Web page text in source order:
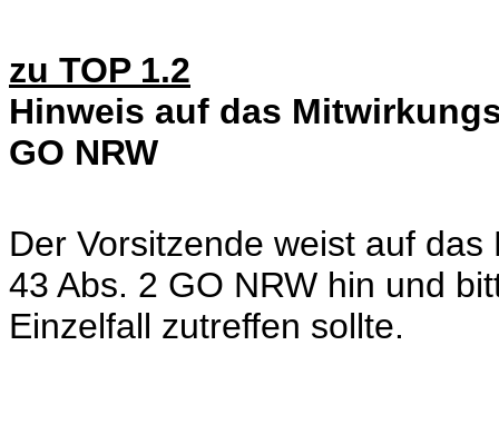
zu TOP 1.2
Hinweis auf das
GO NRW
Der Vorsitzende weist auf
43 Abs. 2 GO NRW hin und
Einzelfall zutreffen sollte.